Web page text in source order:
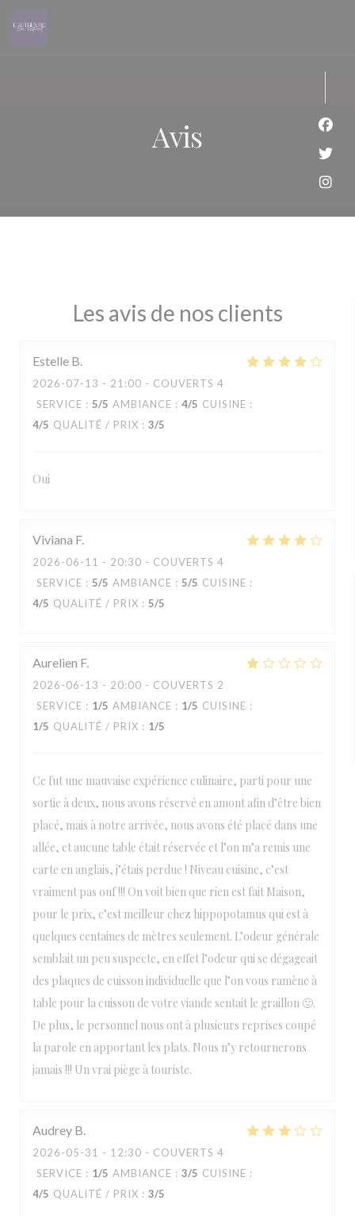
Avis
Les avis de nos clients
Estelle B
2026-07-13 - 21:00 - COUVERTS 4
SERVICE : 5/5 AMBIANCE : 4/5 CUISINE :
4/5 QUALITÉ / PRIX : 3/5
Oui
Viviana F
2026-06-11 - 20:30 - COUVERTS 4
SERVICE : 5/5 AMBIANCE : 5/5 CUISINE :
4/5 QUALITÉ / PRIX : 5/5
Aurelien F
2026-06-13 - 20:00 - COUVERTS 2
SERVICE : 1/5 AMBIANCE : 1/5 CUISINE :
1/5 QUALITÉ / PRIX : 1/5
Ce fut une mauvaise expérience culinaire, parti pour une
sortie à deux, nous avons réservé en amont afin d’être bien
placé, mais à notre arrivée, nous avons été placé dans une
allée, et aucune table était réservée et l’on m’a remis une
carte en anglais, j’étais perdue ! Niveau cuisine, c’est
vraiment pas ouf !!! On voit bien que rien est fait Maison,
pour le prix, c’est meilleur chez hippopotamus qui est à
quelques centaines de mètres seulement. L’odeur générale
semblait un peu suspecte, en effet l’odeur qui se dégageait
des plaques de cuisson individuelle que l’on vous ramène à
table pour la cuisson de votre viande sentait le graillon 🤢.
De plus, le personnel nous ont à plusieurs reprises coupé
la parole en apportant les plats. Nous n’y retournerons
jamais !!! Un vrai piège à touriste.
Audrey B
2026-05-31 - 12:30 - COUVERTS 4
SERVICE : 1/5 AMBIANCE : 3/5 CUISINE :
4/5 QUALITÉ / PRIX : 3/5